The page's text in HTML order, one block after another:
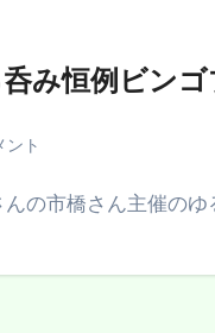
み恒例ビンゴ
ント
んの市橋さん主催の